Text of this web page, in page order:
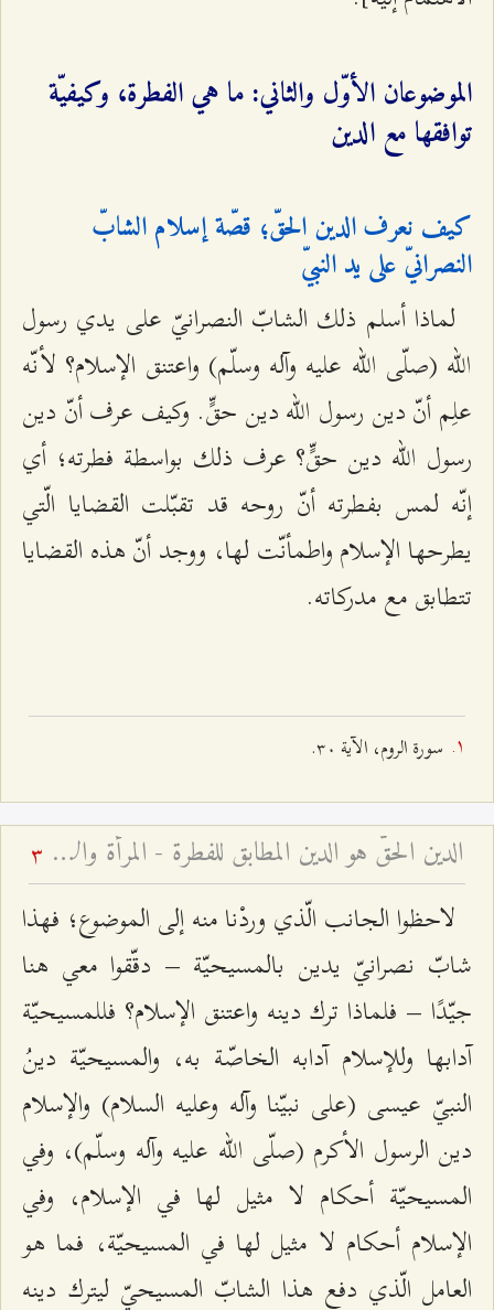
الموضوعان الأوّل والثاني: ما هي الفطرة، وكيفيّة
توافقها مع الدين
كيف نعرف الدين الحقّ؛ قصّة إسلام الشابّ
النصرانيّ على يد النبيّ
لماذا أسلم ذلك الشابّ النصرانيّ على يدي رسول
الله (صلّى الله عليه وآله وسلّم) واعتنق الإسلام؟ لأنّه
علِم أنّ دين رسول الله دين حقٍّ. وكيف عرف أنّ دين
رسول الله دين حقٍّ؟ عرف ذلك بواسطة فطرته؛ أي
إنّه لمس بفطرته أنّ روحه قد تقبّلت القضايا الّتي
يطرحها الإسلام واطمأنّت لها، ووجد أنّ هذه القضايا
تتطابق مع مدركاته.
سورة الروم، الآية ٣۰.
الدين الحقّ هو الدين المطابق للفطرة - المرأة والأسرة – قم – الجلسة السابعة 3
لاحظوا الجانب الّذي وردْنا منه إلى الموضوع؛ فهذا
شابّ نصرانيّ يدين بالمسيحيّة – دقّقوا معي هنا
جيّدًا – فلماذا ترك دينه واعتنق الإسلام؟ فللمسيحيّة
آدابها وللإسلام آدابه الخاصّة به، والمسيحيّة دينُ
النبيّ عيسى (على نبيّنا وآله وعليه السلام) والإسلام
دين الرسول الأكرم (صلّى الله عليه وآله وسلّم)، وفي
المسيحيّة أحكام لا مثيل لها في الإسلام، وفي
الإسلام أحكام لا مثيل لها في المسيحيّة، فما هو
العامل الّذي دفع هذا الشابّ المسيحيّ ليترك دينه